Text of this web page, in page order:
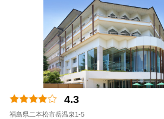
4.3
福島県二本松市岳温泉1-5